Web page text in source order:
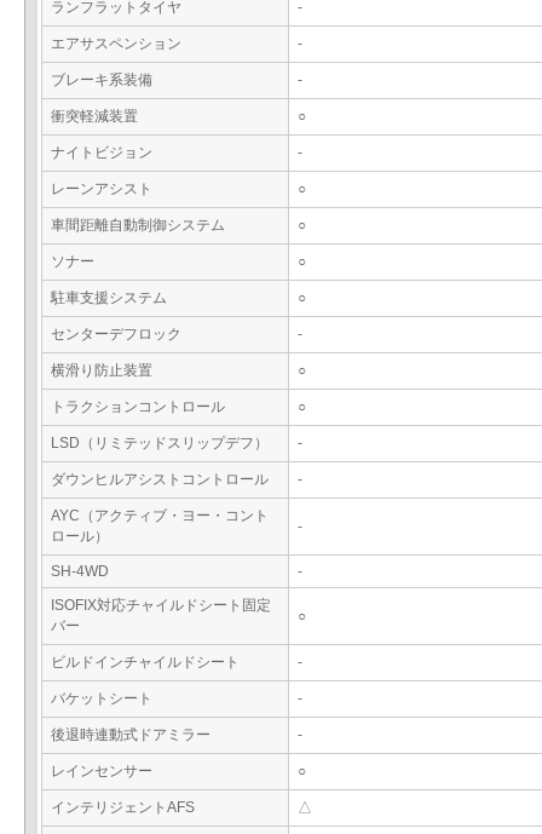
ランフラットタイヤ -
エアサスペンション -
ブレーキ系装備 -
衝突軽減装置 ○
ナイトビジョン -
レーンアシスト ○
車間距離自動制御システム ○
ソナー ○
駐車支援システム ○
センターデフロック -
横滑り防止装置 ○
トラクションコントロール ○
LSD（リミテッドスリップデフ） -
ダウンヒルアシストコントロール -
AYC（アクティブ・ヨー・コント
ロール）
-
SH-4WD
-
ISOFIX対応チャイルドシート固定
バー
○
ビルドインチャイルドシート -
バケットシート -
後退時連動式ドアミラー -
レインセンサー ○
インテリジェントAFS △